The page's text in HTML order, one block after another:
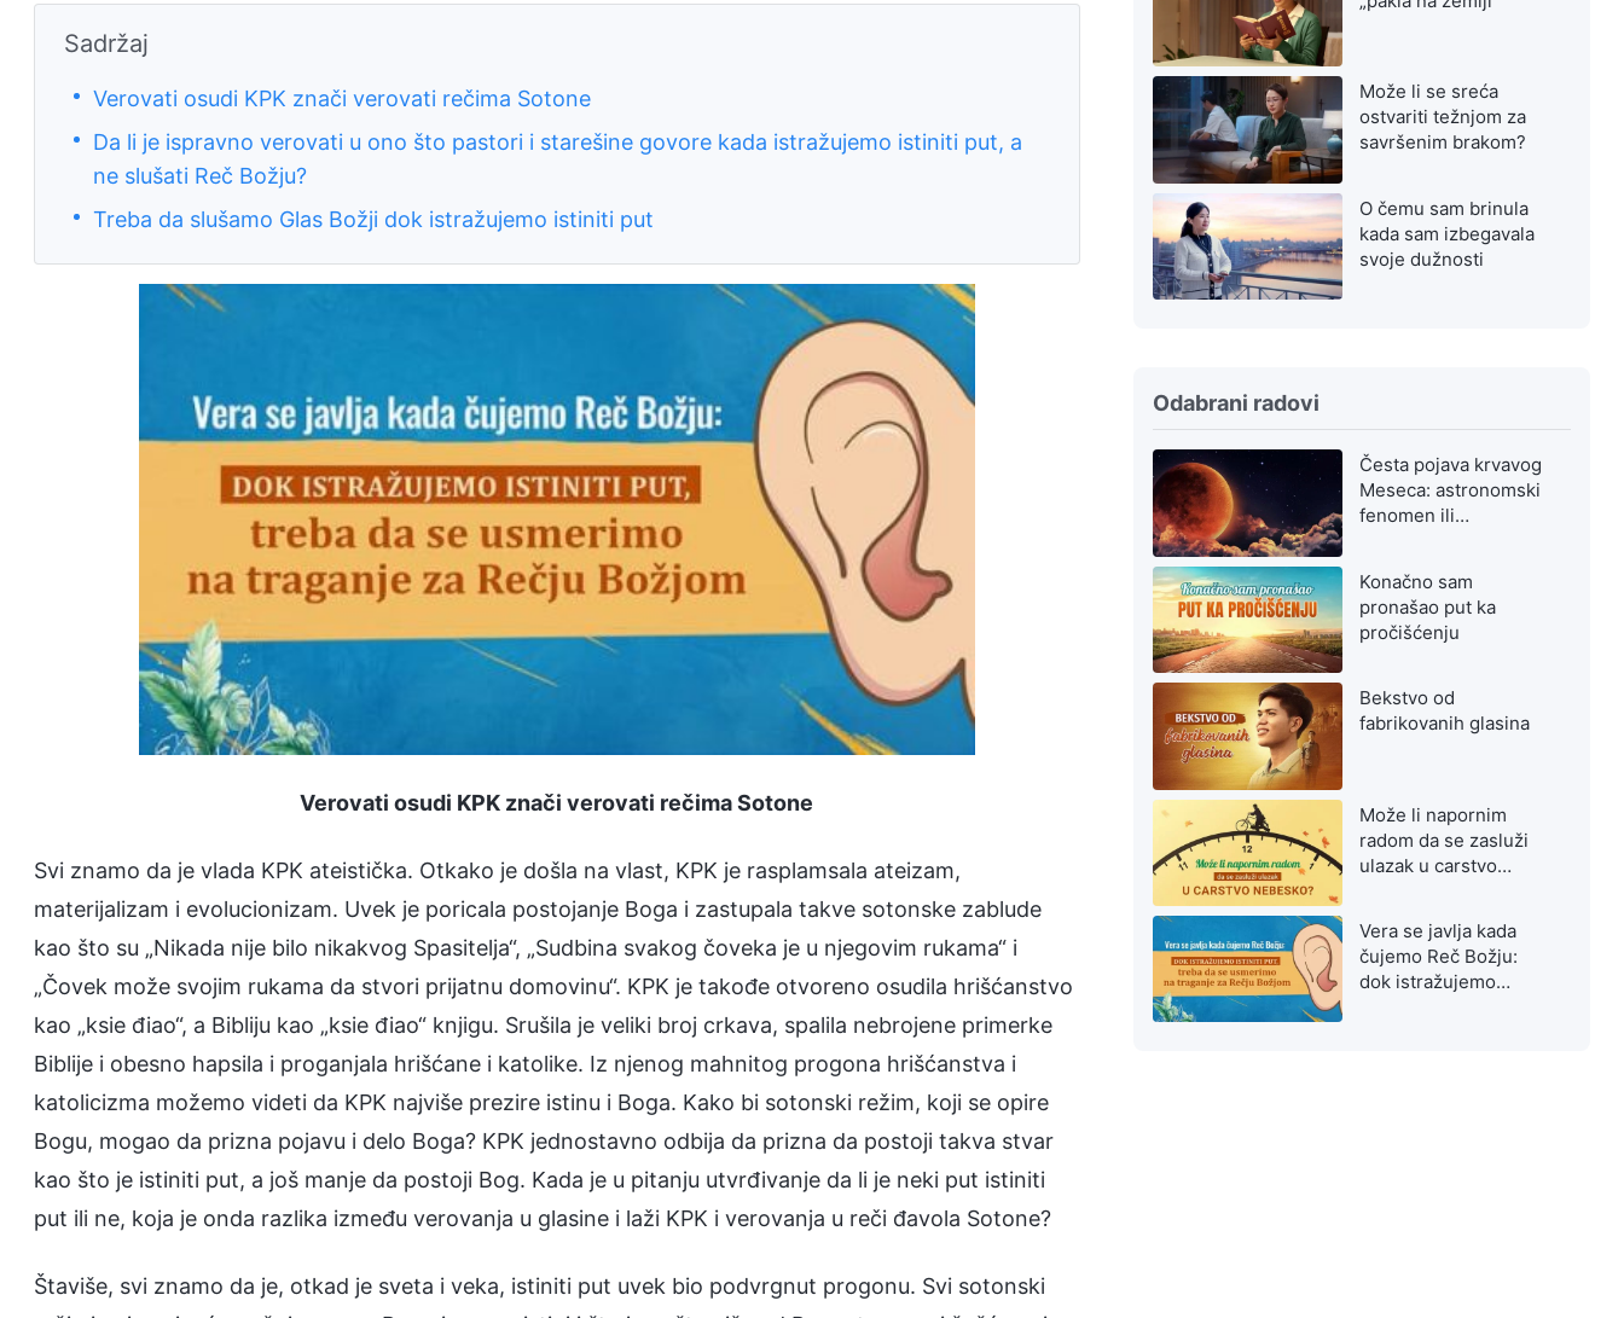
Sadržaj
Verovati osudi KPK znači verovati rečima Sotone
Da li je ispravno verovati u ono što pastori i starešine govore kada istražujemo istiniti put, a
ne slušati Reč Božju?
Treba da slušamo Glas Božji dok istražujemo istiniti put
Verovati osudi KPK znači verovati rečima Sotone
Svi znamo da je vlada KPK ateistička. Otkako je došla na vlast, KPK je rasplamsala ateizam,
materijalizam i evolucionizam. Uvek je poricala postojanje Boga i zastupala takve sotonske zablude
kao što su „Nikada nije bilo nikakvog Spasitelja“, „Sudbina svakog čoveka je u njegovim rukama“ i
„Čovek može svojim rukama da stvori prijatnu domovinu“. KPK je takođe otvoreno osudila hrišćanstvo
kao „ksie điao“, a Bibliju kao „ksie điao“ knjigu. Srušila je veliki broj crkava, spalila nebrojene primerke
Biblije i obesno hapsila i proganjala hrišćane i katolike. Iz njenog mahnitog progona hrišćanstva i
katolicizma možemo videti da KPK najviše prezire istinu i Boga. Kako bi sotonski režim, koji se opire
Bogu, mogao da prizna pojavu i delo Boga? KPK jednostavno odbija da prizna da postoji takva stvar
kao što je istiniti put, a još manje da postoji Bog. Kada je u pitanju utvrđivanje da li je neki put istiniti
put ili ne, koja je onda razlika između verovanja u glasine i laži KPK i verovanja u reči đavola Sotone?
Štaviše, svi znamo da je, otkad je sveta i veka, istiniti put uvek bio podvrgnut progonu. Svi sotonski
Može li se sreća
ostvariti težnjom za
savršenim brakom?
O čemu sam brinula
kada sam izbegavala
svoje dužnosti
Odabrani radovi
Česta pojava krvavog
Meseca: astronomski
fenomen ili
Konačno sam
pronašao put ka
pročišćenju
Bekstvo od
fabrikovanih glasina
Može li napornim
radom da se zasluži
ulazak u carstvo
Vera se javlja kada
čujemo Reč Božju:
dok istražujemo